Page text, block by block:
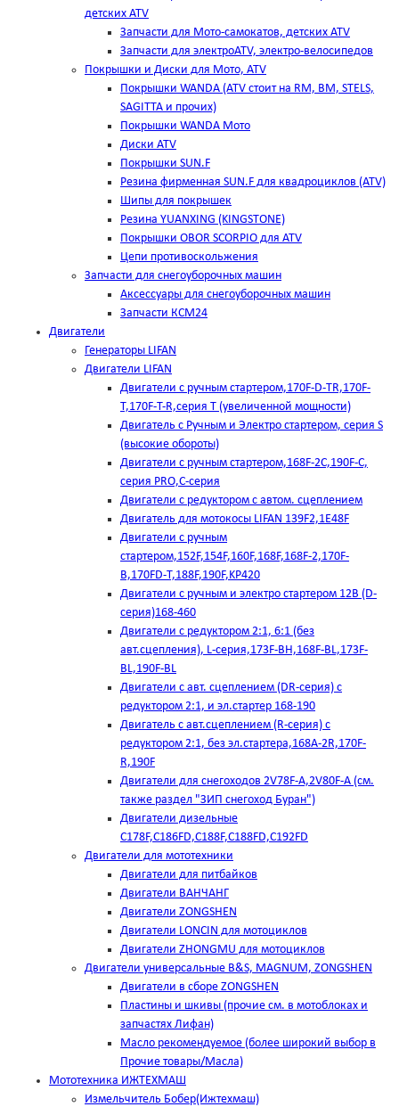
детских ATV
Запчасти для Мото-самокатов, детских ATV
Запчасти для электроATV, электро-велосипедов
Покрышки и Диски для Мото, ATV
Покрышки WANDA (АТV стоит на RM, BM, STELS,
SAGITTA и прочих)
Покрышки WANDA Мото
Диски ATV
Покрышки SUN.F
Резина фирменная SUN.F для квадроциклов (АТV)
Шипы для покрышек
Резина YUANXING (KINGSTONE)
Покрышки OBOR SCORPIO для ATV
Цепи противоскольжения
Запчасти для снегоуборочных машин
Аксессуары для снегоуборочных машин
Запчасти КСМ24
Двигатели
Генераторы LIFAN
Двигатели LIFAN
Двигатели с ручным стартером,170F-D-TR,170F-
T,170F-T-R,серия Т (увеличенной мощности)
Двигатель с Ручным и Электро стартером, серия S
(высокие обороты)
Двигатели с ручным стартером,168F-2C,190F-C,
серия PRO,C-серия
Двигатели с редуктором с автом. сцеплением
Двигатель для мотокосы LIFAN 139F2,1E48F
Двигатели с ручным
стартером,152F,154F,160F,168F,168F-2,170F-
B,170FD-T,188F,190F,KP420
Двигатели с ручным и электро стартером 12В (D-
серия)168-460
Двигатели с редуктором 2:1, 6:1 (без
авт.сцепления), L-серия,173F-BH,168F-BL,173F-
BL,190F-BL
Двигатели с авт. сцеплением (DR-серия) с
редуктором 2:1, и эл.стартер 168-190
Двигатель с авт.сцеплением (R-серия) с
редуктором 2:1, без эл.стартера,168А-2R,170F-
R,190F
Двигатели для снегоходов 2V78F-A,2V80F-A (см.
также раздел "ЗИП снегоход Буран")
Двигатели дизельные
C178F,С186FD,C188F,C188FD,C192FD
Двигатели для мототехники
Двигатели для питбайков
Двигатели ВАНЧАНГ
Двигатели ZONGSHEN
Двигатели LONCIN для мотоциклов
Двигатели ZHONGMU для мотоциклов
Двигатели универсальные B&S, MAGNUM, ZONGSHEN
Двигатели в сборе ZONGSHEN
Пластины и шкивы (прочие см. в мотоблоках и
запчастях Лифан)
Масло рекомендуемое (более широкий выбор в
Прочие товары/Масла)
Мототехника ИЖТЕХМАШ
Измельчитель Бобер(Ижтехмаш)